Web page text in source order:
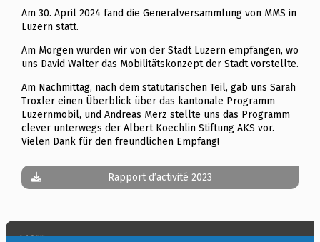
Am 30. April 2024 fand die Generalversammlung von MMS in
Luzern statt.
Am Morgen wurden wir von der Stadt Luzern empfangen, wo
uns David Walter das Mobilitätskonzept der Stadt vorstellte.
Am Nachmittag, nach dem statutarischen Teil, gab uns Sarah
Troxler einen Überblick über das kantonale Programm
Luzernmobil, und Andreas Merz stellte uns das Programm
clever unterwegs der Albert Koechlin Stiftung AKS vor.
Vielen Dank für den freundlichen Empfang!
Rapport d’activité 2023